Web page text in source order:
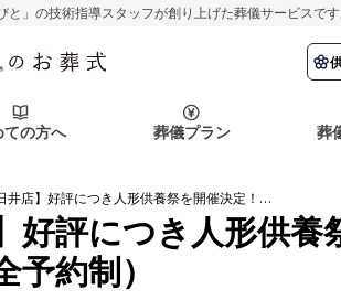
」の技術指導スタッフが創り上げた葬儀サービスです
ての方へ
初めての方へ
アフターサポート
葬儀プラン 葬
東京都
札幌市
ご葬儀事例
葬儀の知識
初めての方へ 納棺の儀
スタッフ一覧
東京都 埼玉県
札幌市
ご葬儀事例 お客様の
葬儀の知識 供花のご
【春日井店】好評につき人形供養祭を開催決定！（完全予約制）
好評につき人形供養
予約制）